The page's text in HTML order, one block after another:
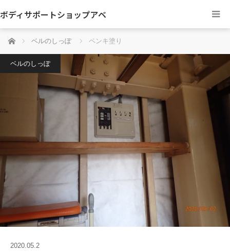
ボディサポートショップアベ
ホーム ベルのしっぽ ペンキ塗り
ベルのしっぽ
2020.05.2